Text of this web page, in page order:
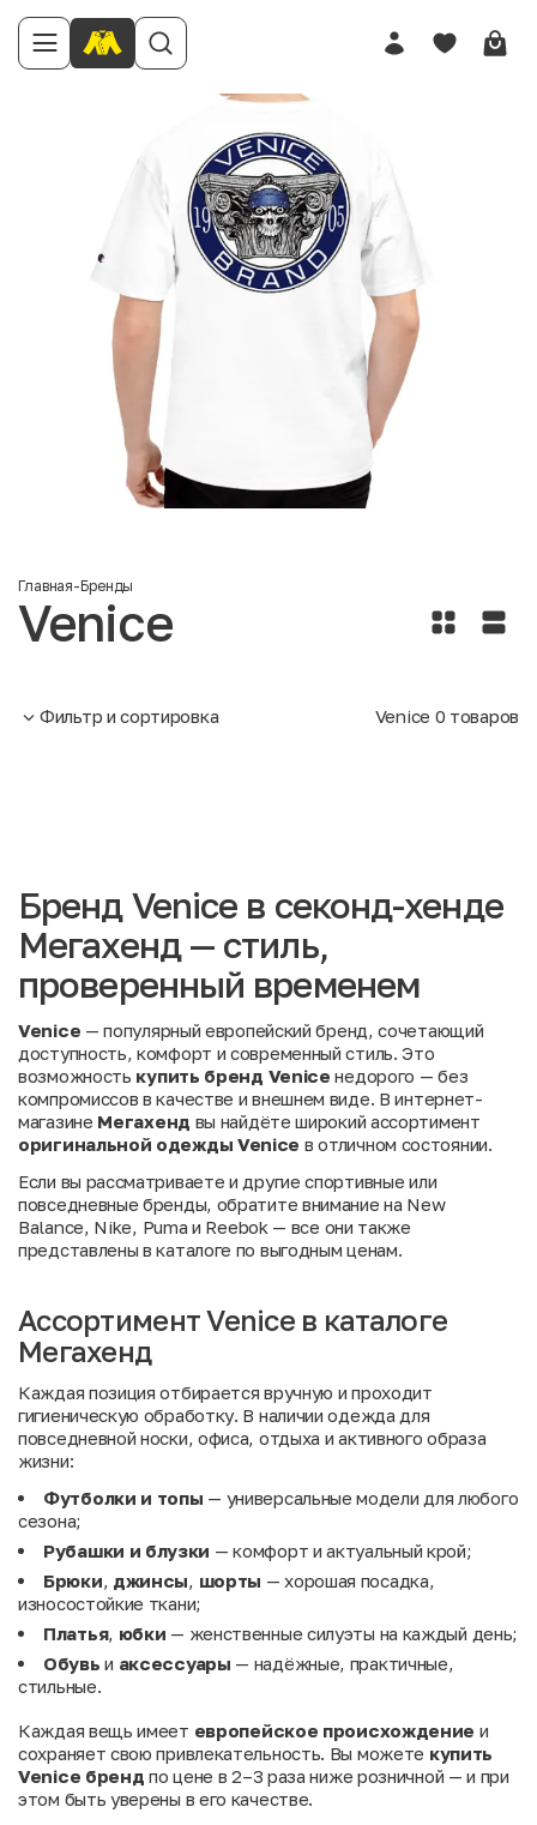
Главная-Бренды
Venice
Фильтр и сортировка Venice 0 товаров
Бренд Venice в секонд-хенде
Мегахенд — стиль,
проверенный временем
Venice — популярный европейский бренд, сочетающий
доступность, комфорт и современный стиль. Это
возможность купить бренд Venice недорого — без
компромиссов в качестве и внешнем виде. В интернет-
магазине Мегахенд вы найдёте широкий ассортимент
оригинальной одежды Venice в отличном состоянии.
Если вы рассматриваете и другие спортивные или
повседневные бренды, обратите внимание на New
Balance, Nike, Puma и Reebok — все они также
представлены в каталоге по выгодным ценам.
Ассортимент Venice в каталоге
Мегахенд
Каждая позиция отбирается вручную и проходит
гигиеническую обработку. В наличии одежда для
повседневной носки, офиса, отдыха и активного образа
жизни:
Футболки и топы — универсальные модели для любого
сезона;
Рубашки и блузки — комфорт и актуальный крой;
Брюки, джинсы, шорты — хорошая посадка,
износостойкие ткани;
Платья, юбки — женственные силуэты на каждый день;
Обувь и аксессуары — надёжные, практичные,
стильные.
Каждая вещь имеет европейское происхождение и
сохраняет свою привлекательность. Вы можете купить
Venice бренд по цене в 2–3 раза ниже розничной — и при
этом быть уверены в его качестве.